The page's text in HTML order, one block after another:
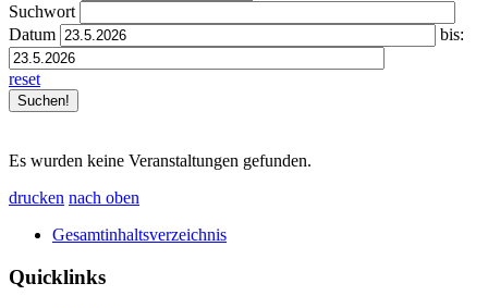
Suchwort
Datum
bis:
reset
Es wurden keine Veranstaltungen gefunden.
drucken nach oben
Gesamtinhaltsverzeichnis
Quicklinks